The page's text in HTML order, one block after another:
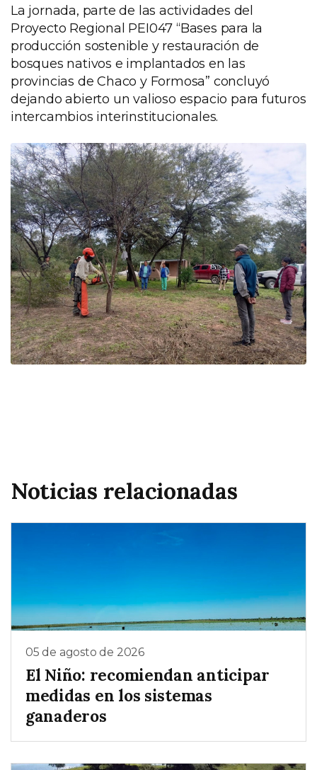
La jornada, parte de las actividades del
Proyecto Regional PEI047 “Bases para la
producción sostenible y restauración de
bosques nativos e implantados en las
provincias de Chaco y Formosa” concluyó
dejando abierto un valioso espacio para futuros
intercambios interinstitucionales.
Noticias relacionadas
05 de agosto de 2026
El Niño: recomiendan anticipar
medidas en los sistemas
ganaderos